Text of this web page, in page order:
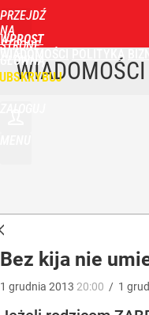
PRZEJDŹ
NA
STRONĘ
GŁÓWNĄ
WPROST
POLITYKA
WIADOMOŚCI
Bez kija nie
1 grudnia 2013 20:00 / 1